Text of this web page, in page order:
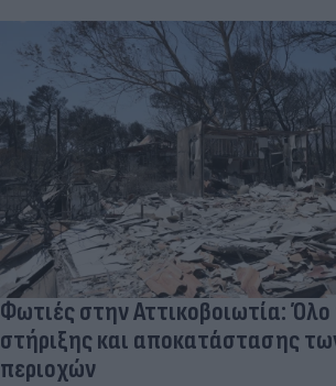
Φωτιές στην Αττικοβοιωτία: Όλο
στήριξης και αποκατάστασης
περιοχών